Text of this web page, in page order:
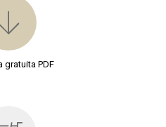
gratuita PDF